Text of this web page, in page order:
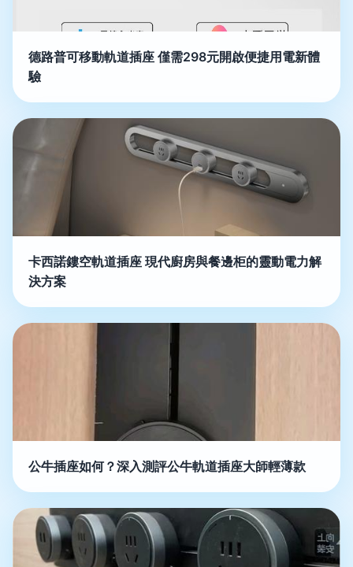
德路普可移動軌道插座 僅需298元開啟便捷用電新體
驗
卡西諾鏤空軌道插座 現代廚房與餐邊柜的靈動電力解
決方案
公牛插座如何？深入測評公牛軌道插座大師輕薄款